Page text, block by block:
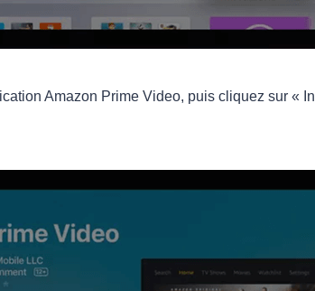
Amazon Prime Video, puis cliquez sur «